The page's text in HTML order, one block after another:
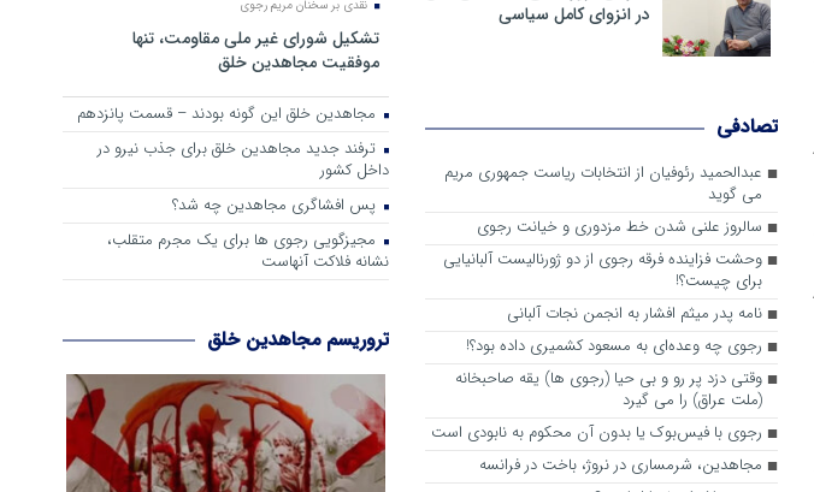
در انزوای کامل سیاسی
تصادفی
عبدالحمید رئوفیان از انتخابات ریاست جمهوری مریم
می گوید
سالروز علنی شدن خط مزدوری و خیانت رجوی
وحشت فزاینده فرقه رجوی از دو ژورنالیست آلبانیایی
برای چیست؟!
نامه پدر میثم افشار به انجمن نجات آلبانی
رجوی چه وعده‌ای به مسعود کشمیری داده بود؟!
وقتی دزد پر رو و بی حیا (رجوی ها) یقه صاحبخانه
(ملت عراق) را می گیرد
رجوی با فیس‌بوک یا بدون آن محکوم به نابودی است
مجاهدین، شرم‎ساری در نروژ، باخت در فرانسه
نقدی بر سخنان مریم رجوی
تشکیل شورای غیر ملی مقاومت، تنها
موفقیت مجاهدین خلق
مجاهدین خلق این گونه بودند – قسمت پانزدهم
ترفند جدید مجاهدین خلق برای جذب نیرو در
داخل کشور
پس افشاگری مجاهدین چه شد؟
مجیزگویی رجوی ها برای یک مجرم متقلب،
نشانه فلاکت آنهاست
تروریسم مجاهدین خلق